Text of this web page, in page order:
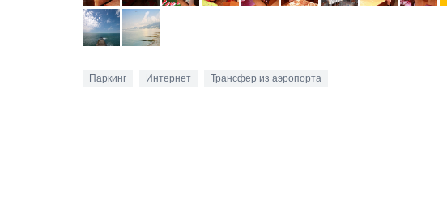
Паркинг Интернет Трансфер из аэропорта